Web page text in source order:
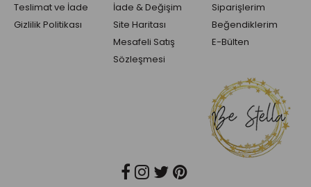
Teslimat ve İade
Gizlilik Politikası
İade & Değişim
Site Haritası
Mesafeli Satış
Sözleşmesi
Siparişlerim
Beğendiklerim
E-Bülten